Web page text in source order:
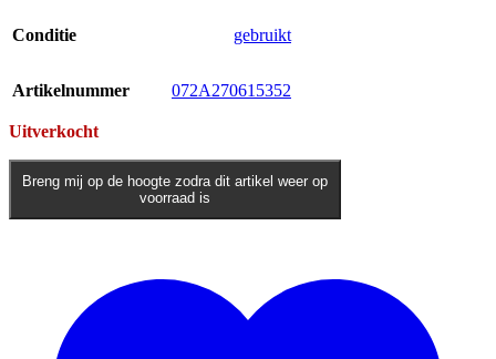
Conditie gebruikt
Artikelnummer 072A270615352
Uitverkocht
Breng mij op de hoogte zodra dit artikel weer op
voorraad is